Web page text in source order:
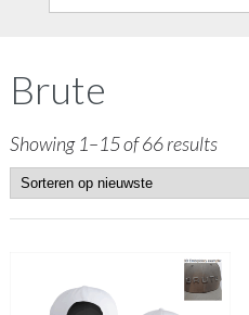
Brute
Showing 1–15 of 66 results